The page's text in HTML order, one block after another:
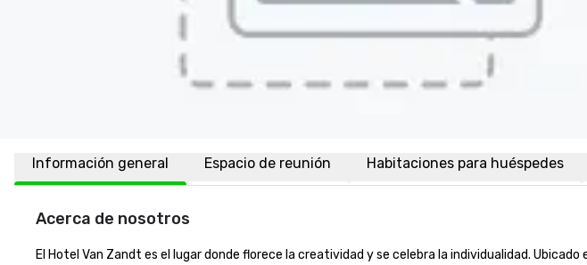
Información general Espacio de reunión Habitaciones para huéspedes
Acerca de nosotros
El Hotel Van Zandt es el lugar donde florece la creatividad y se celebra la individualidad.